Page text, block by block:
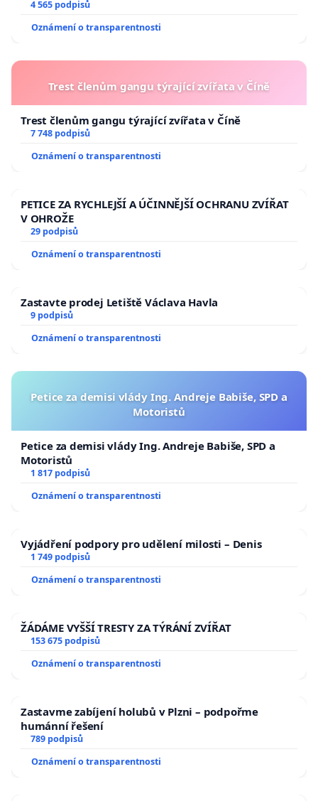
aby se tragédie malé Viktorky už nemohla opakovat!
4 565 podpisů
Oznámení o transparentnosti
Trest členům gangu týrající zvířata v Číně
Trest členům gangu týrající zvířata v Číně
7 748 podpisů
Oznámení o transparentnosti
PETICE ZA RYCHLEJŠÍ A ÚČINNĚJŠÍ OCHRANU ZVÍŘAT
V OHROŽE
29 podpisů
Oznámení o transparentnosti
Zastavte prodej Letiště Václava Havla
9 podpisů
Oznámení o transparentnosti
Petice za demisi vlády Ing. Andreje Babiše, SPD a
Motoristů
Petice za demisi vlády Ing. Andreje Babiše, SPD a
Motoristů
1 817 podpisů
Oznámení o transparentnosti
Vyjádření podpory pro udělení milosti – Denis
1 749 podpisů
Oznámení o transparentnosti
ŽÁDÁME VYŠŠÍ TRESTY ZA TÝRÁNÍ ZVÍŘAT
153 675 podpisů
Oznámení o transparentnosti
Zastavme zabíjení holubů v Plzni – podpořme
humánní řešení
789 podpisů
Oznámení o transparentnosti